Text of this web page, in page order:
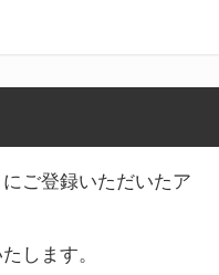
ご登録いただいたア
します。